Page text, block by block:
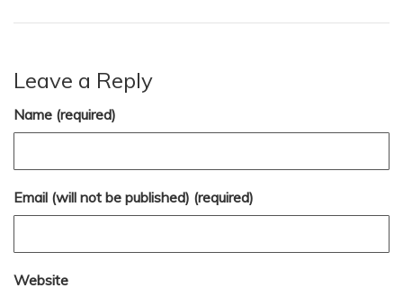
Leave a Reply
Name (required)
Email (will not be published) (required)
Website